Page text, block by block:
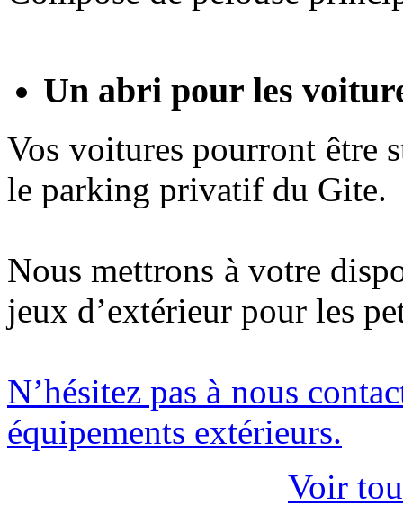
Un abri pour les
Vos voitures pourront être
le parking privatif du Gite.
Nous mettrons à votre
jeux d’extérieur pour les
N’hésitez pas à nous
équipements extérieurs.
Voir